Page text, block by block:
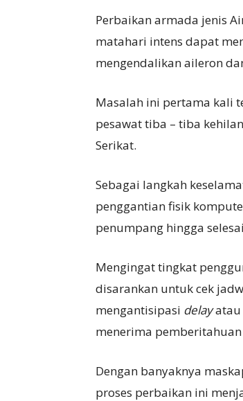
Perbaikan armada jenis
matahari intens dapat
mengendalikan aileron
Masalah ini pertama kali
pesawat tiba – tiba
Serikat.
Sebagai langkah
penggantian fisik
penumpang hingga
Mengingat tingkat
disarankan untuk cek
mengantisipasi delayatau
menerima
Dengan banyaknya
proses perbaikan ini